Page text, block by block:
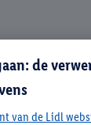
de
van de Lidl